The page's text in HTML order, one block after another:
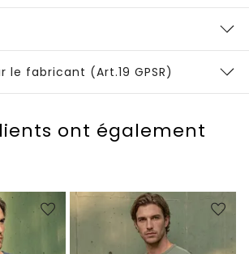
fabricant (Art.19 GPSR)
ont également